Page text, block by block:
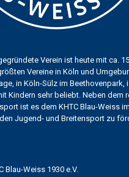
Verein ist heute mit ca.
Vereine in Köln und
in Köln-Sülz im Beethovenpark,
Kindern sehr beliebt. Neben dem
ist es dem KHTC Blau-Weiss
Jugend- und Breitensport zu
Blau-Weiss 1930 e.V.